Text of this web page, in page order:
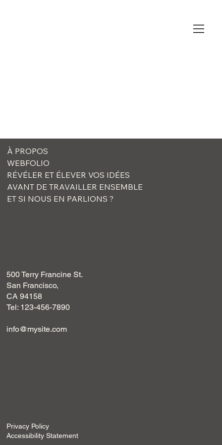
500 Terry Francine St.
San Francisco,
CA 94158
Tel: 123-456-7890
info@mysite.com
À PROPOS
WEBFOLIO
RÉVÉLER ET ÉLEVER VOS IDÉES
AVANT DE TRAVAILLER ENSEMBLE
ET SI NOUS EN PARLIONS ?
Privacy Policy
Accessibility Statement